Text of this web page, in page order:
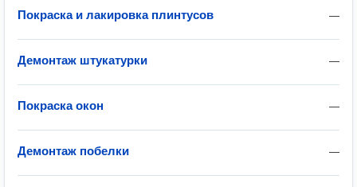
—
Покраска и лакировка плинтусов
—
Демонтаж штукатурки
—
Покраска окон
—
Демонтаж побелки